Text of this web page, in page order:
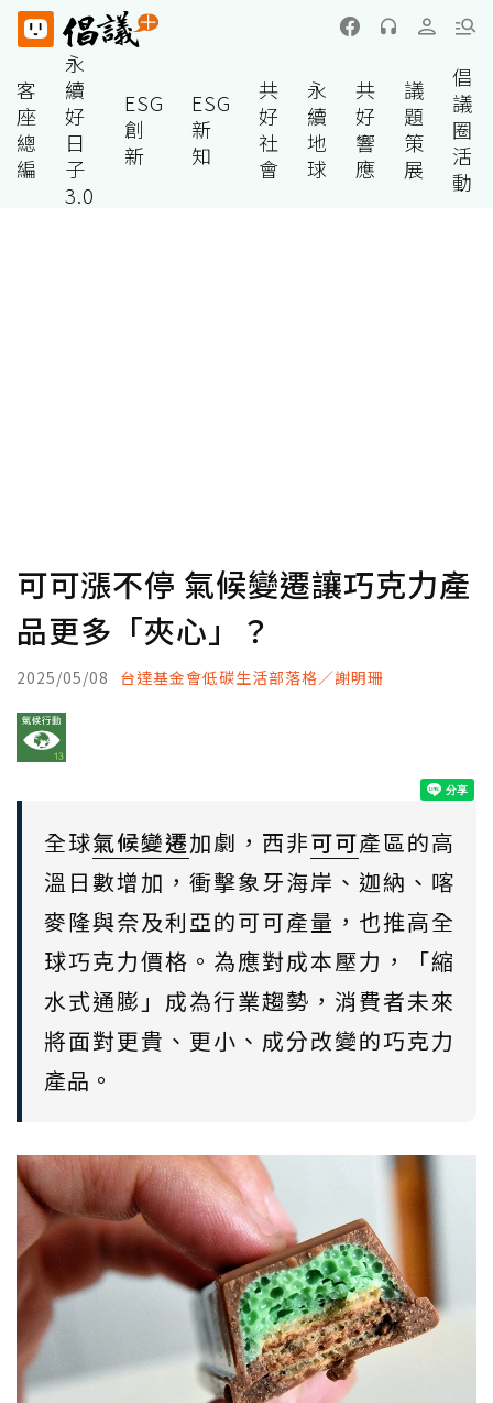
客
座
總
編
永
續
好
日
子
3.0
ESG
創
新
ESG
新
知
共
好
社
會
永
續
地
球
共
好
響
應
議
題
策
展
倡
議
圈
活
動
可可漲不停 氣候變遷讓巧克力產
品更多「夾心」？
2025/05/08 台達基金會低碳生活部落格／謝明珊
全球氣候變遷加劇，西非可可產區的高
溫日數增加，衝擊象牙海岸、迦納、喀
麥隆與奈及利亞的可可產量，也推高全
球巧克力價格。為應對成本壓力，「縮
水式通膨」成為行業趨勢，消費者未來
將面對更貴、更小、成分改變的巧克力
產品。